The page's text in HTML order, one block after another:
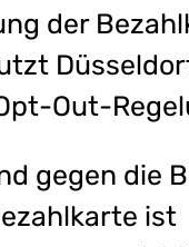
der
Out-
gegen die
ist